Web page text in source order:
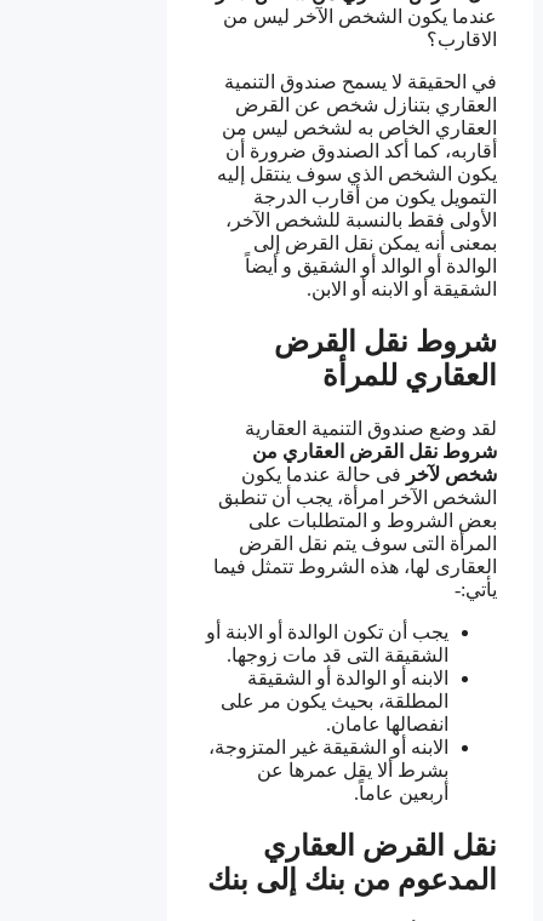
عندما يكون الشخص الآخر ليس من
الاقارب؟
في الحقيقة لا يسمح صندوق التنمية
العقاري بتنازل شخص عن القرض
العقاري الخاص به لشخص ليس من
أقاربه، كما أكد الصندوق ضرورة أن
يكون الشخص الذي سوف ينتقل إليه
التمويل يكون من أقارب الدرجة
الأولى فقط بالنسبة للشخص الآخر،
بمعنى أنه يمكن نقل القرض إلى
الوالدة أو الوالد أو الشقيق و أيضاً
الشقيقة أو الابنه أو الابن.
شروط نقل القرض
العقاري للمرأة
لقد وضع صندوق التنمية العقارية
شروط نقل القرض العقاري من
شخص لآخر فى حالة عندما يكون
الشخص الآخر امرأة، يجب أن تنطبق
بعض الشروط و المتطلبات على
المرأة التى سوف يتم نقل القرض
العقارى لها، هذه الشروط تتمثل فيما
يأتي:-
يجب أن تكون الوالدة أو الابنة أو
الشقيقة التى قد مات زوجها.
الابنه أو الوالدة أو الشقيقة
المطلقة، بحيث يكون مر على
انفصالها عامان.
الابنه أو الشقيقة غير المتزوجة،
بشرط ألا يقل عمرها عن
أربعين عاماً.
نقل القرض العقاري
المدعوم من بنك إلى بنك